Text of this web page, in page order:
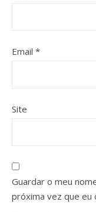
Email *
Site
Guardar o meu
próxima vez que eu